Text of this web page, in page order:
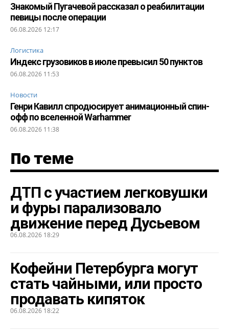
Знакомый Пугачевой рассказал о реабилитации
певицы после операции
06.08.2026 12:17
Логистика
Индекс грузовиков в июле превысил 50 пунктов
06.08.2026 11:53
Новости
Генри Кавилл спродюсирует анимационный спин-
офф по вселенной Warhammer
06.08.2026 11:38
По теме
ДТП с участием легковушки
и фуры парализовало
движение перед Дусьевом
06.08.2026 18:29
Кофейни Петербурга могут
стать чайными, или просто
продавать кипяток
06.08.2026 18:22